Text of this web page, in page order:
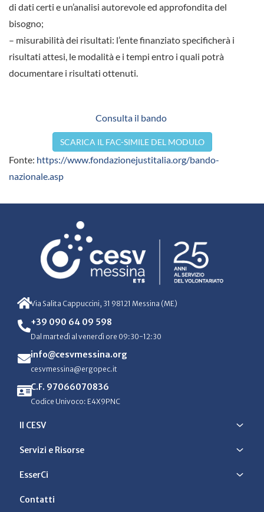
di dati certi e un’analisi autorevole ed approfondita del
bisogno;
– misurabilità dei risultati: l’ente finanziato specificherà i
risultati attesi, le modalità e i tempi entro i quali potrà
documentare i risultati ottenuti.
Consulta il bando
SCARICA IL FAC-SIMILE DEL MODULO
Fonte: https://www.fondazionejustitalia.org/bando-
nazionale.asp
Via Salita Cappuccini, 31 98121 Messina (ME)
+39 090 64 09 598
Dal martedì al venerdì ore 09:30-12:30
info@cesvmessina.org
cesvmessina@ergopec.it
C.F. 97066070836
Codice Univoco: E4X9PNC
Il CESV
Servizi e Risorse
EsserCi
Contatti